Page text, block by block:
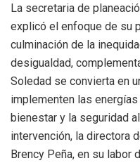
La secretaria de
explicó el enfoque de su
culminación de la
desigualdad,
Soledad se convierta en
implementen las
bienestar y la seguridad
intervención, la directora
Brency Peña, en su labor